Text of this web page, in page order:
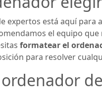
expertos está aquí para
el equipo
formatear el
para resolver